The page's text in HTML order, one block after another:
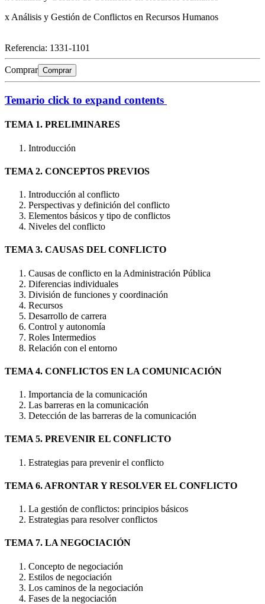
x Análisis y Gestión de Conflictos en Recursos Humanos
Referencia: 1331-1101
Comprar Comprar
Temario click to expand contents
TEMA 1. PRELIMINARES
Introducción
TEMA 2. CONCEPTOS PREVIOS
Introducción al conflicto
Perspectivas y definición del conflicto
Elementos básicos y tipo de conflictos
Niveles del conflicto
TEMA 3. CAUSAS DEL CONFLICTO
Causas de conflicto en la Administración Pública
Diferencias individuales
División de funciones y coordinación
Recursos
Desarrollo de carrera
Control y autonomía
Roles Intermedios
Relación con el entorno
TEMA 4. CONFLICTOS EN LA COMUNICACIÓN
Importancia de la comunicación
Las barreras en la comunicación
Detección de las barreras de la comunicación
TEMA 5. PREVENIR EL CONFLICTO
Estrategias para prevenir el conflicto
TEMA 6. AFRONTAR Y RESOLVER EL CONFLICTO
La gestión de conflictos: principios básicos
Estrategias para resolver conflictos
TEMA 7. LA NEGOCIACIÓN
Concepto de negociación
Estilos de negociación
Los caminos de la negociación
Fases de la negociación